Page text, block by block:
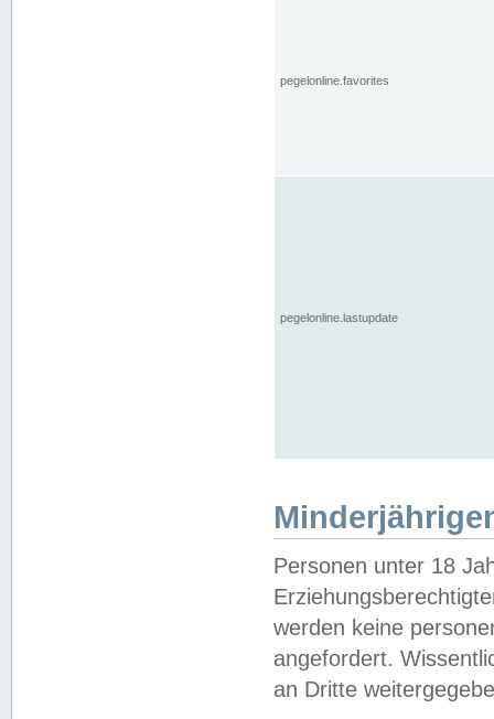
pegelonline.favorites
pegelonline.lastupdate
Personen unter 18
werden keine
angefordert.
an Dritte